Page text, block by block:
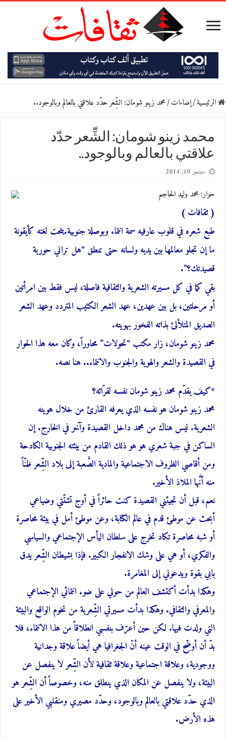
الرئيسية/إضاءات/محمد زينو شومان: الشِّعر حدّد علاقتي بالعالم وبالوجود..
محمد زينو شومان: الشِّعر حدّد
علاقتي بالعالم وبالوجود..
سبتمبر 10, 2014
حوار: محمد وليد الحاجم
( ثقافات )
طبع شعره في قلوب عارفيه سمة انتماء وبوصلة جنوبية.ينحت لغته كأيقونة
ما إن تجلو معالمها بين يديه ولسانه حتى تنطق “هل تراني حورية
قصيدتك؟”.
بقي كما في كل مسيرته الشعرية والثقافية فاصلة، ليس فقط بين امرأتين
أو مرحلتين، بل بين عهدين، عهد الشعر الكئيب المتردد وعهد الشعر
الصديق المتلألئ بذاته الفخور بهويته.
محمد زينو شومان، زار مكتب “تحولات” محاوراً، وكان معه هذا الحوار
في القصيدة والشعر والهوية والجنوب والانتماء.. هنا نصه.
*كيف يقدّم محمد زينو شومان نفسه لقرّائه؟
محمد زينو شومان هو نفسه الذي يعرفه القارئ من خلال هويته
الشعرية. ليس هناك من محمد داخل القصيدة وآخر في الخارج. إن
الساكن في جبة شعري هو هو ذلك القادم من بيئته الجنوبية الكادحة
ومن أقاصي الظروف الاجتماعية والمادية الصَّعبة إلى بلاد الشِّعر ظنّاً
منه أنَّها الملاذ الأخير.
نعم، قبل أن تجيئني القصيدة كنت حائراً في أوج تشتّتي وضياعي
أبحث عن موطئ قدم في عالم الكتابة، وعن موطئ أمل في بيئة محاصرة
أو شبه محاصرة تكاد تخرج على سلطان اليأس الإجتماعي والسياسي
والفكري، أو هي على وشك الانفجار الكبير. فإذا بشيطان الشِّعر يدق
بابي بقوة ويدعوني إلى المغامرة.
وهكذا بدأت أكتشف العالم من حولي على ضوء انتمائي الإجتماعي
والمعرفي والثقافي. وهكذا بدأت مسيرتي الشِّعرية من تخوم الواقع والبيئة
التي ولدت فيها. لكن حين أعرّف بنفسي انطلاقاً من هذا الانتماء، فلا
بدّ أن أوضِّح في الوقت عينه أنّ الجغرافيا هي أيضاً علاقة وجدانية
ووجودية، وعلاقة اجتماعية وعلاقة ثقافية لأن الشِّعر لا ينفصل عن
البيئة، ولا ينفصل عن المكان الذي ينطلق منه، وخصوصاً أن الشِّعر هو
الذي حدّد علاقتي بالعالم وبالوجود، وحدّد مصيري ومنقلبي الأخير على
هذه الأرض.